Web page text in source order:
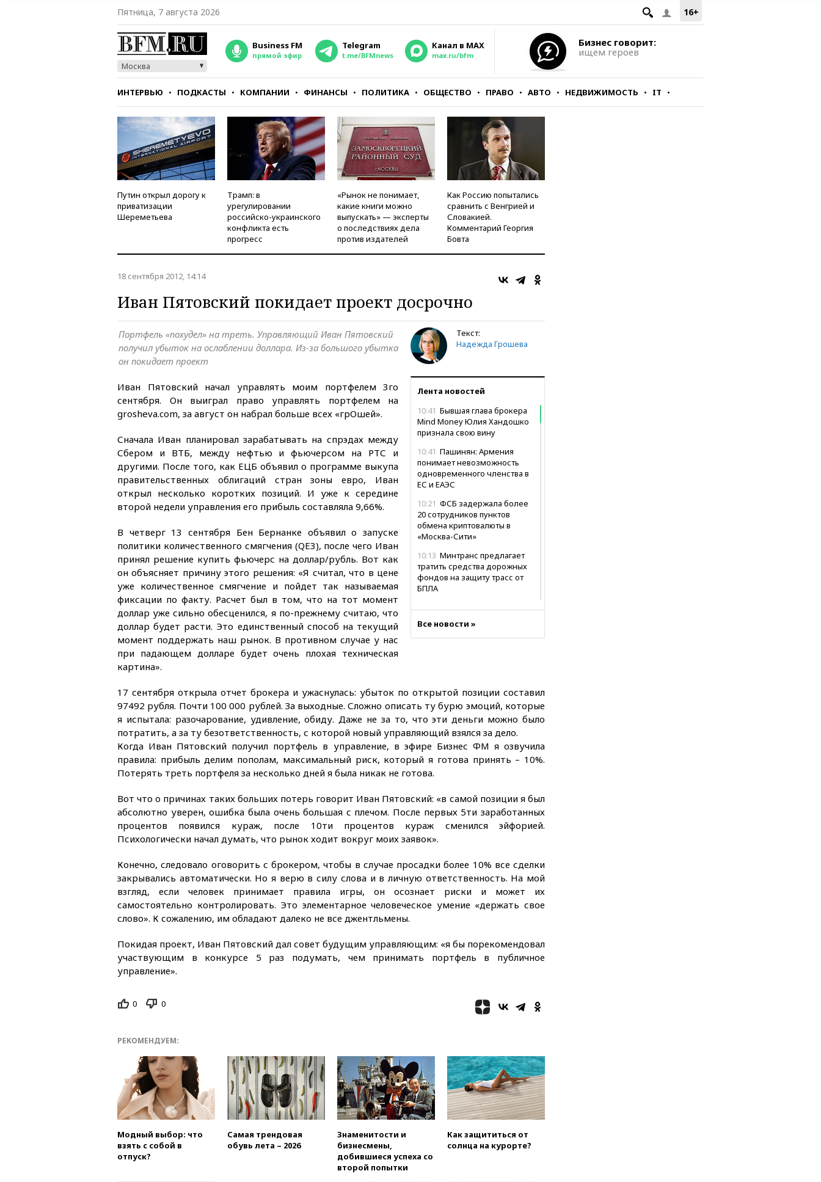
16+
Пятница, 7 августа 2026
Москва
Business FM
прямой эфир
Telegram
t.me/BFMnews
Канал в MAX
max.ru/bfm
Бизнес говорит:
ищем героев
ИНТЕРВЬЮ ПОДКАСТЫ КОМПАНИИ ФИНАНСЫ ПОЛИТИКА ОБЩЕСТВО ПРАВО АВТО НЕДВИЖИМОСТЬ IT
СТИЛЬ ТЕСТЫ
Путин открыл дорогу к
приватизации
Шереметьева
Трамп: в
урегулировании
российско-украинского
конфликта есть
прогресс
«Рынок не понимает,
какие книги можно
выпускать» — эксперты
о последствиях дела
против издателей
Как Россию попытались
сравнить с Венгрией и
Словакией.
Комментарий Георгия
Бовта
18 сентября 2012, 14:14
Иван Пятовский покидает проект досрочно
Текст:
Надежда Грошева
Лента новостей
10:41 Бывшая глава брокера
Mind Money Юлия Хандошко
признала свою вину
10:41 Пашинян: Армения
понимает невозможность
одновременного членства в
ЕС и ЕАЭС
10:21 ФСБ задержала более
20 сотрудников пунктов
обмена криптовалюты в
«Москва-Сити»
10:13 Минтранс предлагает
тратить средства дорожных
фондов на защиту трасс от
БПЛА
09:56Хакеры нашли
нефтяным терминалам в
России
США
09:36 Исландия и Черногория
в 2028 году могут войти в
состав Евросоюза
09:18
Пашинян сообщил о
приверженности Армении
основополагающим
09:06 Гендиректора
удмуртской «Ижавиа»
попросили уволиться
08:51
американского морпеха,
осужденного в России
08:22
В Екатеринбурге
атакован склад Wildberries
устроил стрельбу в школе:
есть жертвы
Суд обязал Meta
05:51
Трамп подписал указ
против «родильного туризма»
в США
04:00
Суд взыскал почти 5 млн
рублей в пользу семьи
отравившегося в детсаду
мальчика
03:00
МИД РФ: попытки Запада
Все новости »
Портфель «похудел» на треть. Управляющий Иван Пятовский
получил убыток на ослаблении доллара. Из-за большого убытка
он покидает проект
Иван Пятовский начал управлять моим портфелем 3го
сентября. Он выиграл право управлять портфелем на
grosheva.com, за август он набрал больше всех «грОшей».
Сначала Иван планировал зарабатывать на спрэдах между
Сбером и ВТБ, между нефтью и фьючерсом на РТС и
другими. После того, как ЕЦБ объявил о программе выкупа
правительственных облигаций стран зоны евро, Иван
открыл несколько коротких позиций. И уже к середине
второй недели управления его прибыль составляла 9,66%.
В четверг 13 сентября Бен Бернанке объявил о запуске
политики количественного смягчения (QE3), после чего Иван
принял решение купить фьючерс на доллар/рубль. Вот как
он объясняет причину этого решения: «Я считал, что в цене
уже количественное смягчение и пойдет так называемая
фиксации по факту. Расчет был в том, что на тот момент
доллар уже сильно обесценился, я по-прежнему считаю, что
доллар будет расти. Это единственный способ на текущий
момент поддержать наш рынок. В противном случае у нас
при падающем долларе будет очень плохая техническая
картина».
17 сентября открыла отчет брокера и ужаснулась: убыток по открытой позиции составил
97492 рубля. Почти 100 000 рублей. За выходные. Сложно описать ту бурю эмоций, которые
я испытала: разочарование, удивление, обиду. Даже не за то, что эти деньги можно было
потратить, а за ту безответственность, с которой новый управляющий взялся за дело.
Когда Иван Пятовский получил портфель в управление, в эфире Бизнес ФМ я озвучила
правила: прибыль делим пополам, максимальный риск, который я готова принять – 10%.
Потерять треть портфеля за несколько дней я была никак не готова.
Вот что о причинах таких больших потерь говорит Иван Пятовский: «в самой позиции я был
абсолютно уверен, ошибка была очень большая с плечом. После первых 5ти заработанных
процентов появился кураж, после 10ти процентов кураж сменился эйфорией.
Психологически начал думать, что рынок ходит вокруг моих заявок».
Конечно, следовало оговорить с брокером, чтобы в случае просадки более 10% все сделки
закрывались автоматически. Но я верю в силу слова и в личную ответственность. На мой
взгляд, если человек принимает правила игры, он осознает риски и может их
самостоятельно контролировать. Это элементарное человеческое умение «держать свое
слово». К сожалению, им обладают далеко не все джентльмены.
Покидая проект, Иван Пятовский дал совет будущим управляющим: «я бы порекомендовал
участвующим в конкурсе 5 раз подумать, чем принимать портфель в публичное
управление».
0 0
РЕКОМЕНДУЕМ:
Модный выбор: что
взять с собой в
отпуск?
Самая трендовая
обувь лета – 2026
Знаменитости и
бизнесмены,
добившиеся успеха со
второй попытки
Как защититься от
солнца на курорте?